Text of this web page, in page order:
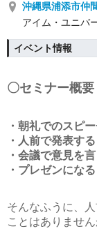
沖縄県浦添市仲
アイム・ユニバ
イベント情報
〇セミナー概要
・朝礼でのスピ
・人前で発表す
・会議で意見を
・プレゼンにな
そんなふうに、
ことはありません